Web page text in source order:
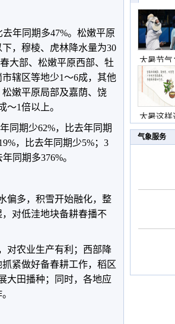
年同期多47%。松嫩平原
，穆棱、虎林降水量为30
大部、松嫩平原西部、牡
辖区等地少1～6成，其他
嫩平原局部及嘉荫、饶
～1倍以上。
同期少62%，比去年同期
，比去年同期少5%；3
同期多376%。
偏多，积雪开始融化，整
对低洼地块备耕春播不
对农业生产有利；西部降
紧做好备春耕工作，稻区
大田播种；同时，各地应
大暑节气
大暑这样
气象服务